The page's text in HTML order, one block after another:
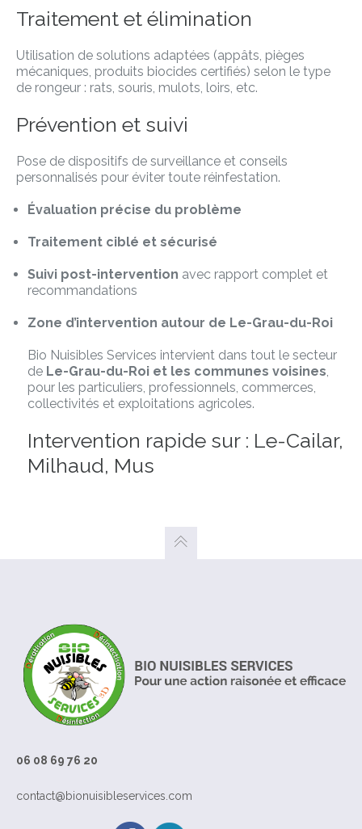
Traitement et élimination
Utilisation de solutions adaptées (appâts, pièges
mécaniques, produits biocides certifiés) selon le type
de rongeur : rats, souris, mulots, loirs, etc.
Prévention et suivi
Pose de dispositifs de surveillance et conseils
personnalisés pour éviter toute réinfestation.
Évaluation précise du problème
Traitement ciblé et sécurisé
Suivi post-intervention avec rapport complet et
recommandations
Zone d’intervention autour de Le-Grau-du-Roi
Bio Nuisibles Services intervient dans tout le secteur
de Le-Grau-du-Roi et les communes voisines,
pour les particuliers, professionnels, commerces,
collectivités et exploitations agricoles.
Intervention rapide sur : Le-Cailar,
Milhaud, Mus
06 08 69 76 20
contact@bionuisibleservices.com